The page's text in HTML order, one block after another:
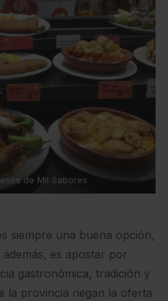
de Mil Sabores
siempre una buena opción,
es apostar por
gastronómica, tradición y
la provincia riegan la oferta